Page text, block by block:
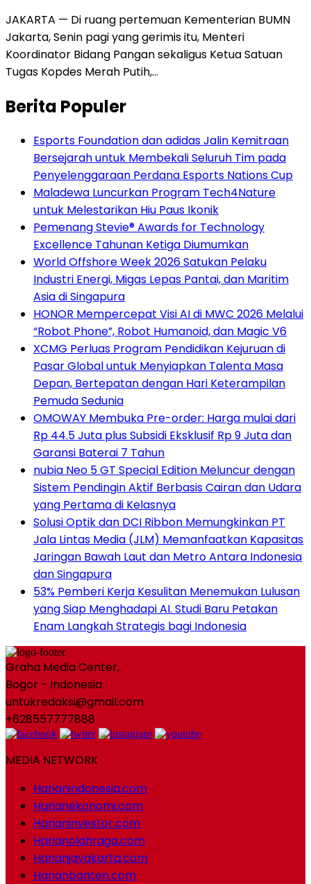
JAKARTA — Di ruang pertemuan Kementerian BUMN
Jakarta, Senin pagi yang gerimis itu, Menteri
Koordinator Bidang Pangan sekaligus Ketua Satuan
Tugas Kopdes Merah Putih,…
Berita Populer
Esports Foundation dan adidas Jalin Kemitraan
Bersejarah untuk Membekali Seluruh Tim pada
Penyelenggaraan Perdana Esports Nations Cup
Maladewa Luncurkan Program Tech4Nature
untuk Melestarikan Hiu Paus Ikonik
Pemenang Stevie® Awards for Technology
Excellence Tahunan Ketiga Diumumkan
World Offshore Week 2026 Satukan Pelaku
Industri Energi, Migas Lepas Pantai, dan Maritim
Asia di Singapura
HONOR Mempercepat Visi AI di MWC 2026 Melalui
“Robot Phone”, Robot Humanoid, dan Magic V6
XCMG Perluas Program Pendidikan Kejuruan di
Pasar Global untuk Menyiapkan Talenta Masa
Depan, Bertepatan dengan Hari Keterampilan
Pemuda Sedunia
OMOWAY Membuka Pre-order: Harga mulai dari
Rp 44.5 Juta plus Subsidi Eksklusif Rp 9 Juta dan
Garansi Baterai 7 Tahun
nubia Neo 5 GT Special Edition Meluncur dengan
Sistem Pendingin Aktif Berbasis Cairan dan Udara
yang Pertama di Kelasnya
Solusi Optik dan DCI Ribbon Memungkinkan PT
Jala Lintas Media (JLM) Memanfaatkan Kapasitas
Jaringan Bawah Laut dan Metro Antara Indonesia
dan Singapura
53% Pemberi Kerja Kesulitan Menemukan Lulusan
yang Siap Menghadapi AI. Studi Baru Petakan
Enam Langkah Strategis bagi Indonesia
Graha Media Center,
Bogor - Indonesia
untukredaksi@gmail.com
+628557777888
MEDIA NETWORK
Harianindonesia.com
Harianekonomi.com
Harianinvestor.com
Harianolahraga.com
Harianjayakarta.com
Harianbanten.com